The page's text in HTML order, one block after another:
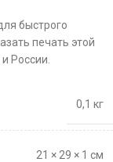
быстрого
печать этой
России.
0,1 кг
21 × 29 × 1 см